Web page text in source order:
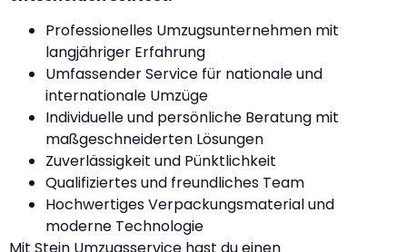
Professionelles Umzugsunternehmen mit
langjähriger Erfahrung
Umfassender Service für nationale und
internationale Umzüge
Individuelle und persönliche Beratung mit
maßgeschneiderten Lösungen
Zuverlässigkeit und Pünktlichkeit
Qualifiziertes und freundliches Team
Hochwertiges Verpackungsmaterial und
moderne Technologie